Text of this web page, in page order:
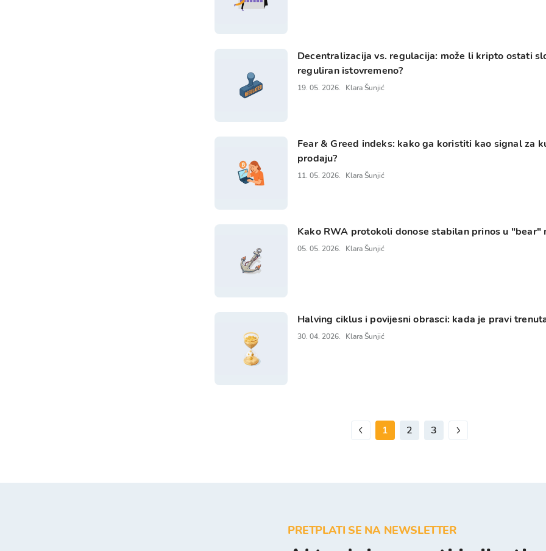
Decentralizacija vs. regulacija: može li kripto ostati
reguliran istovremeno?
19. 05. 2026. Klara Šunjić
Fear & Greed indeks: kako ga koristiti kao signal za
prodaju?
11. 05. 2026. Klara Šunjić
Kako RWA protokoli donose stabilan prinos u "bear"
05. 05. 2026. Klara Šunjić
Halving ciklus i povijesni obrasci: kada je pravi
30. 04. 2026. Klara Šunjić
1 2 3
PRETPLATI SE NA NEWSLETTER